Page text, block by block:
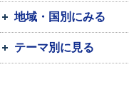
地域・国別にみる
テーマ別に見る